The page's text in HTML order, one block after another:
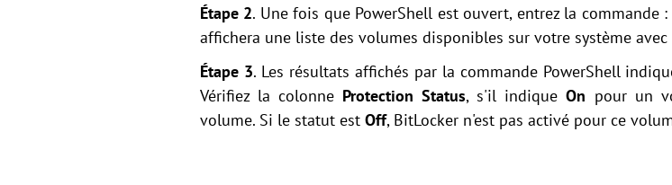
Étape 2. Une fois que PowerShell est ouvert, entrez la commande :
affichera une liste des volumes disponibles sur votre système
Étape 3. Les résultats affichés par la commande PowerShell
Vérifiez la colonne Protection Status, s'il indiqueOn pour un
volume. Si le statut est Off, BitLocker n'est pas activé pour ce